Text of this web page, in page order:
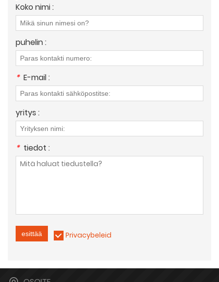
Koko nimi :
puhelin :
* E-mail :
yritys :
* tiedot :
esittää Privacybeleid